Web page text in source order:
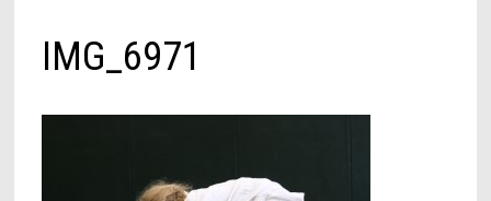
IMG_6971